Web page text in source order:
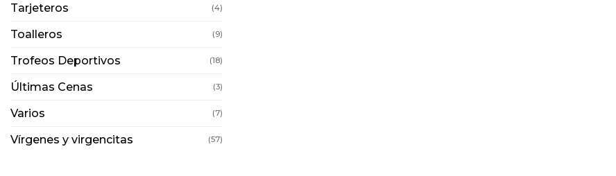
Tarjeteros (4)
Toalleros (9)
Trofeos Deportivos (18)
Últimas Cenas (3)
Varios (7)
Vírgenes y virgencitas (57)